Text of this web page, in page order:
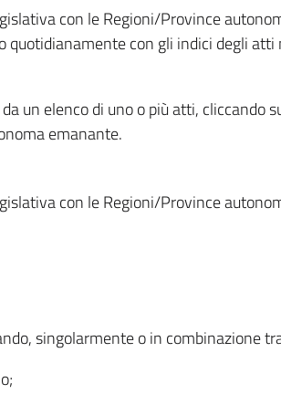
con le Regioni/Province
con gli indici degli
un elenco di uno o più atti,
emanante.
con le Regioni/Province
singolarmente o in combinazione